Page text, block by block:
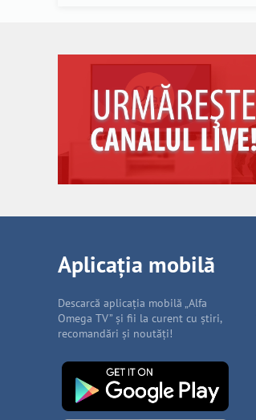
Aplicația mobilă
Descarcă aplicația mobilă „Alfa
Omega TV” și fii la curent cu știri,
recomandări și noutăți!